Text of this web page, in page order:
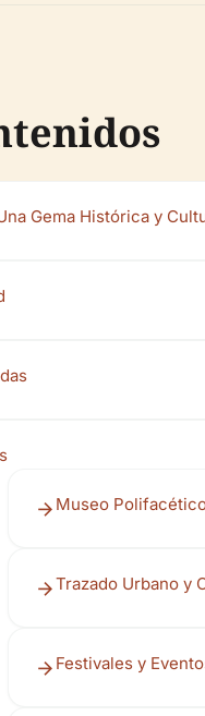
Gema Histórica y
Museo
Trazado Urbano y
Festivales y